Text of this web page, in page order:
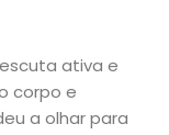
ativa e
corpo e
a olhar para